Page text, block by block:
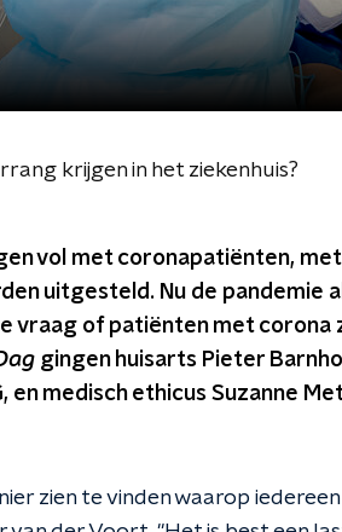
krijgen in het ziekenhuis?
vol met coronapatiënten,
uitgesteld. Nu de pandemie
vraag of patiënten met
gingen huisarts Pieter
en medisch ethicus Suzanne
zien te vinden waarop